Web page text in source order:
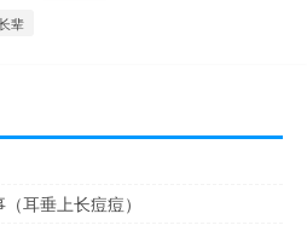
辈
耳垂上长痘痘）